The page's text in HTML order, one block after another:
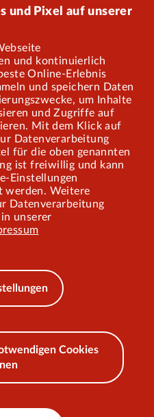
und Pixel auf unserer
und kontinuierlich
Online-Erlebnis
und speichern Daten
um Inhalte
und Zugriffe auf
Mit dem Klick auf
Datenverarbeitung
für die oben genannten
ist freiwillig und kann
Einstellungen
werden. Weitere
Datenverarbeitung
unserer
Cookies